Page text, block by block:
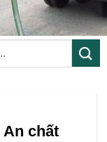
An chất